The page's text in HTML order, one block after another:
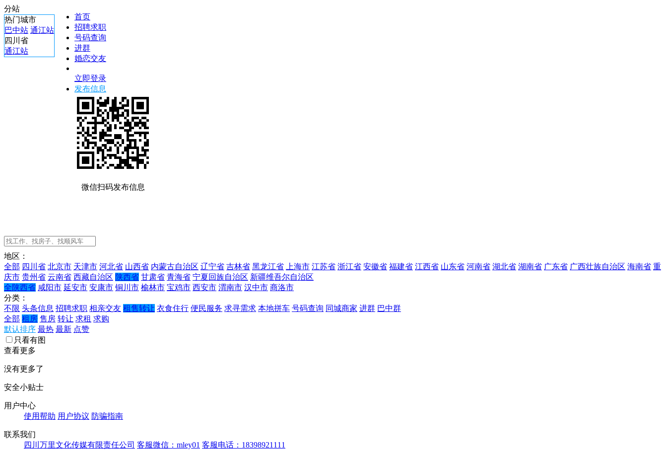
分站
热门城市
巴中站 通江站
四川省
通江站
首页
招聘求职
号码查询
进群
婚恋交友
立即登录
发布信息
微信扫码发布信息
地区：
全部 四川省 北京市 天津市 河北省 山西省 内蒙古自治区 辽宁省 吉林省 黑龙江省 上海市 江苏省 浙江省 安徽省 福建省 江西省 山东省 河南省 湖北省 湖南省 广东省 广西壮族自治区 海南省 重
庆市 贵州省 云南省 西藏自治区 陕西省 甘肃省 青海省 宁夏回族自治区 新疆维吾尔自治区
全陕西省 咸阳市 延安市 安康市 铜川市 榆林市 宝鸡市 西安市 渭南市 汉中市 商洛市
分类：
不限 头条信息 招聘求职 相亲交友 租售转让 衣食住行 便民服务 求寻需求 本地拼车 号码查询 同城商家 进群 巴中群
全部 租房 售房 转让 求租 求购
默认排序 最热 最新 点赞
只看有图
查看更多
没有更多了
安全小贴士
用户中心
使用帮助 用户协议 防骗指南
联系我们
四川万里文化传媒有限责任公司 客服微信：mley01 客服电话：18398921111